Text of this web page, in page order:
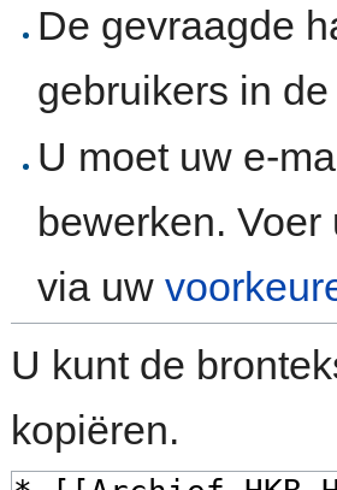
De gevraagde
gebruikers in
U moet uw e-
bewerken.
via uw
U kunt de
kopiëren.